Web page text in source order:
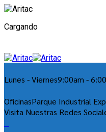
Cargando
Lunes - Viernes9:00am -
OficinasParque Industrial
Visita Nuestras Redes